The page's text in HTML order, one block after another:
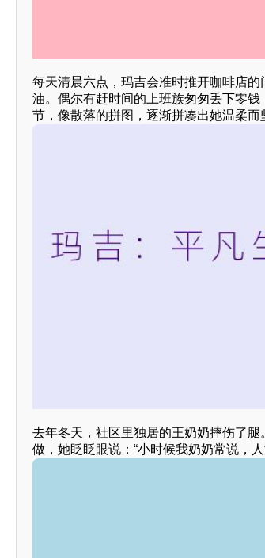
每天清晨六点，玛吉会准时推开咖啡店
油。偶尔有赶时间的上班族匆匆丢下零
节，像散落的拼图，逐渐拼凑出她温柔而
去年冬天，社区里独居的王奶奶摔伤了
做，她眨眨眼说：“小时候我奶奶常说，